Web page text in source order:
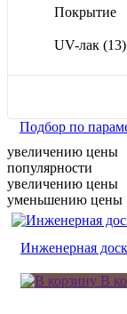
Покрытие
UV-лак (13)
Подбор по
увеличению цены
популярности
увеличению цены
уменьшению цены
Инженерная
В